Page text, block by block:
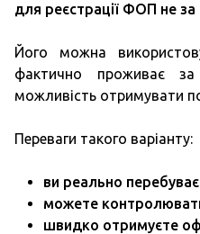
для реєстрації ФОП не за
Його можна
фактично проживає
можливість отримувати
Переваги такого варіанту:
ви реально
можете
швидко отримуєте